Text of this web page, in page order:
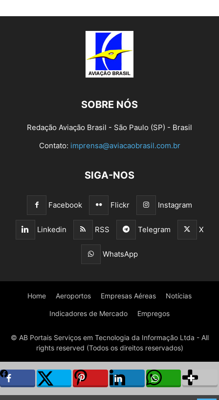
SOBRE NÓS
Redação Aviação Brasil - São Paulo (SP) - Brasil
Contato: imprensa@aviacaobrasil.com.br
SIGA-NOS
Facebook Flickr Instagram
Linkedin RSS Telegram X
WhatsApp
Home Aeroportos Empresas Aéreas Notícias
Indicadores de Mercado Empregos
© AB Portais Serviços em Tecnologia da Informação Ltda - All
rights reserved (Todos os direitos reservados)